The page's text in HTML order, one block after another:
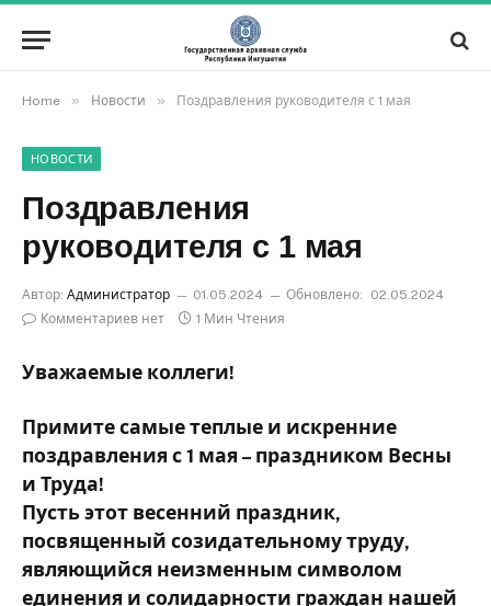
Home » Новости » Поздравления руководителя с 1 мая
НОВОСТИ
Поздравления
руководителя с 1 мая
Автор: Администратор 01.05.2024 Обновлено:
02.05.2024
Комментариев нет
1 Мин Чтения
Уважаемые коллеги!
Примите самые теплые и искренние
поздравления с 1 мая – праздником Весны
и Труда!
Пусть этот весенний праздник,
посвященный созидательному труду,
являющийся неизменным символом
единения и солидарности граждан нашей